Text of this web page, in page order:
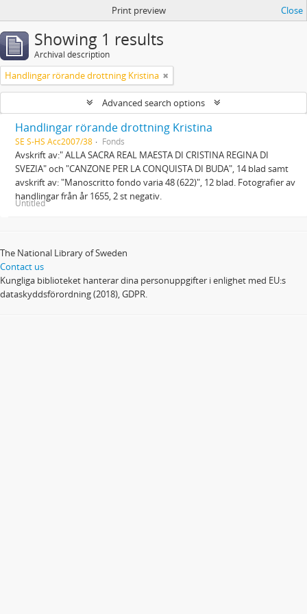
Print preview Close
Showing 1 results
Archival description
Handlingar rörande drottning Kristina
Advanced search options
Handlingar rörande drottning Kristina
SE S-HS Acc2007/38 Fonds
Avskrift av:" ALLA SACRA REAL MAESTA DI CRISTINA REGINA DI
SVEZIA" och "CANZONE PER LA CONQUISTA DI BUDA", 14 blad samt
avskrift av: "Manoscritto fondo varia 48 (622)", 12 blad. Fotografier av
handlingar från år 1655, 2 st negativ.
Untitled
The National Library of Sweden
Contact us
Kungliga biblioteket hanterar dina personuppgifter i enlighet med EU:s
dataskyddsförordning (2018), GDPR.